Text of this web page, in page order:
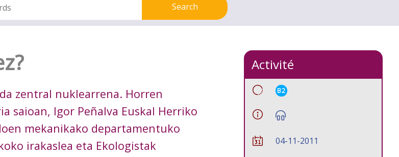
Search
zentral nuklearrena. Horren
saioan, Igor Peñalva Euskal Herriko
mekanikako departamentuko
irakaslea eta Ekologistak
Activité
B2
04-11-2011